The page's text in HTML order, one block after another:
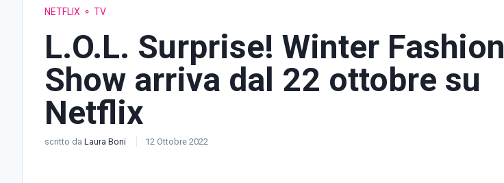
NETFLIX TV
L.O.L. Surprise! Winter Fashion
Show arriva dal 22 ottobre su
Netflix
scritto da Laura Boni 12 Ottobre 2022